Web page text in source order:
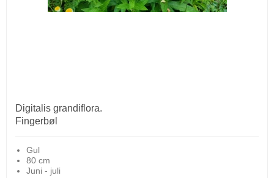
Digitalis grandiflora.
Fingerbøl
Gul
80 cm
Juni - juli